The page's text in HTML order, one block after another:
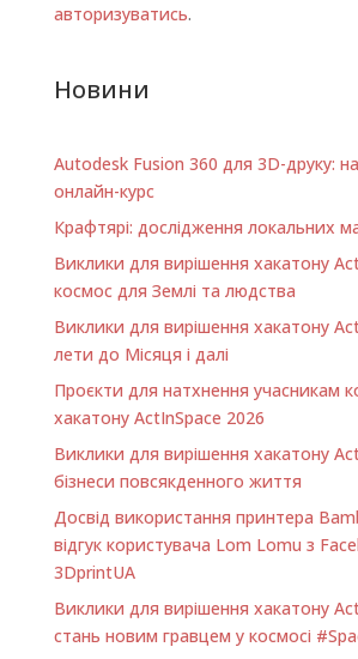
авторизуватись.
Новини
Autodesk Fusion 360 для 3D-друку:
онлайн-курс
Крафтярі: дослідження локальних
Виклики для вирішення хакатону
космос для Землі та людства
Виклики для вирішення хакатону
лети до Місяця і далі
Проєкти для натхнення учасникам
хакатону ActInSpace 2026
Виклики для вирішення хакатону
бізнеси повсякденного життя
Досвід використання принтера
відгук користувача Lom Lomu з
3DprintUA
Виклики для вирішення хакатону
стань новим гравцем у космосі